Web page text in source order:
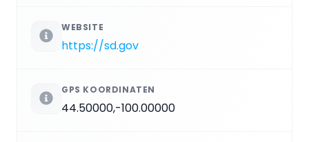
WEBSITE
https://sd.gov
GPS KOORDINATEN
44.50000,-100.00000